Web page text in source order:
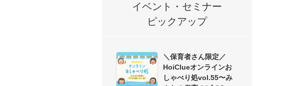
イベント・セミナー
ピックアップ
＼保育者さん限定／
HoiClueオンラインお
しゃべり処vol.55〜み